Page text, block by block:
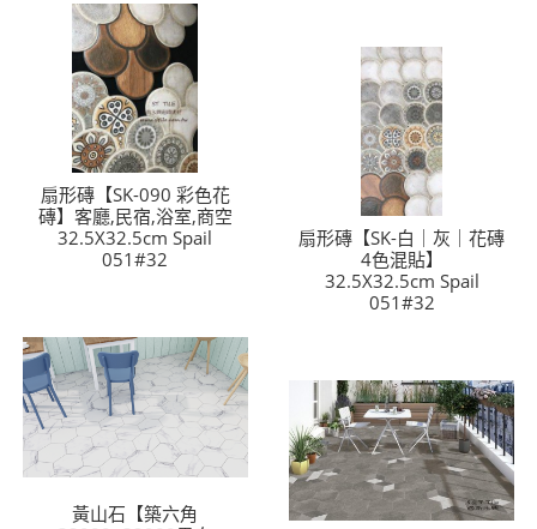
扇形磚【SK-090 彩色花
磚】客廳,民宿,浴室,商空
32.5X32.5cm Spail
051#32
扇形磚【SK-白｜灰｜花磚
4色混貼】
32.5X32.5cm Spail
051#32
黃山石【築六角